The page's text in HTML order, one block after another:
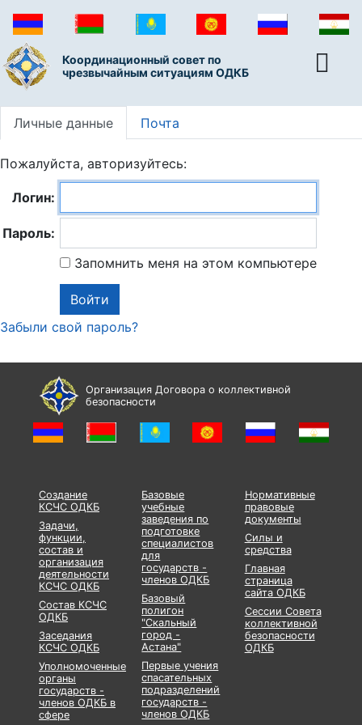
Координационный совет по
чрезвычайным ситуациям ОДКБ
Личные данные Почта
Пожалуйста, авторизуйтесь:
Логин:
Пароль:
Запомнить меня на этом компьютере
Забыли свой пароль?
Организация Договора о коллективной
безопасности
Создание
КСЧС ОДКБ
Задачи,
функции,
состав и
организация
деятельности
КСЧС ОДКБ
Состав КСЧС
ОДКБ
Заседания
КСЧС ОДКБ
Уполномоченные
органы
государств -
членов ОДКБ в
сфере
Базовые
учебные
заведения по
подготовке
специалистов
для
государств -
членов ОДКБ
Базовый
полигон
"Скальный
город -
Астана"
Первые учения
спасательных
подразделений
государств -
членов ОДКБ
Нормативные
правовые
документы
Силы и
средства
Главная
страница
сайта ОДКБ
Сессии Совета
коллективной
безопасности
ОДКБ